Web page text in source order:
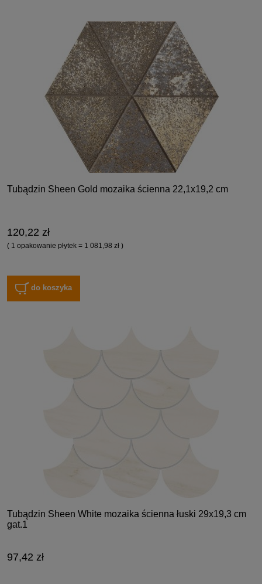
Tubądzin Sheen Gold mozaika ścienna 22,1x19,2 cm
120,22 zł
( 1 opakowanie płytek = 1 081,98 zł )
do koszyka
Tubądzin Sheen White mozaika ścienna łuski 29x19,3 cm
gat.1
97,42 zł